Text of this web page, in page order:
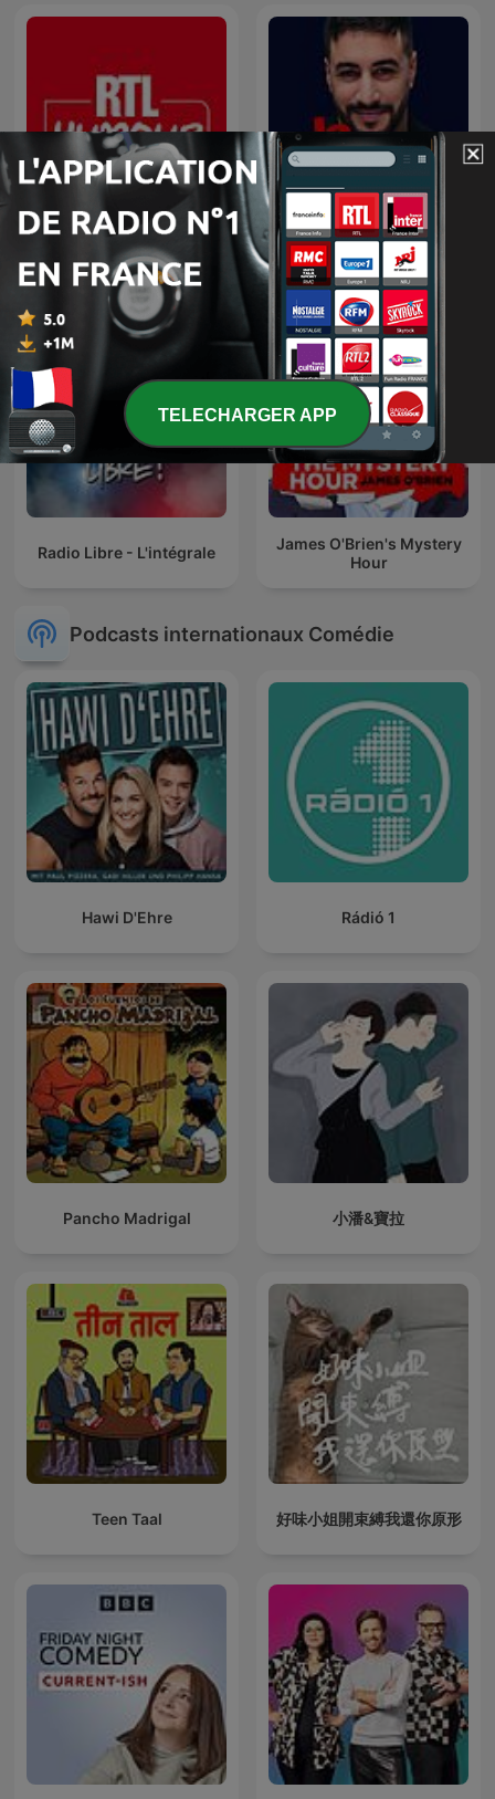
RTL Humour La riposte
Radio Libre - L'intégrale
James O'Brien's Mystery
Hour
Podcasts internationaux Comédie
Hawi D'Ehre Rádió 1
Pancho Madrigal 小潘&寶拉
Teen Taal 好味小姐開束縛我還你原形
TELECHARGER APP